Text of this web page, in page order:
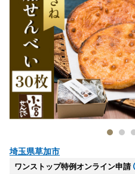
埼玉県草加市
ワンストップ特例オンライン申請